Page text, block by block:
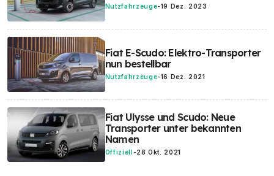
Nutzfahrzeuge-19 Dez. 2023
Fiat E-Scudo: Elektro-Transporter
nun bestellbar
Nutzfahrzeuge-16 Dez. 2021
Fiat Ulysse und Scudo: Neue
Transporter unter bekannten
Namen
Offiziell -28 Okt. 2021